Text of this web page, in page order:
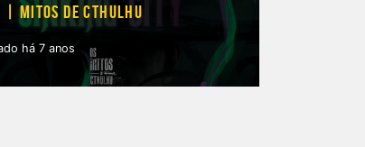
| MITOS DE CTHULHU
há 7 anos